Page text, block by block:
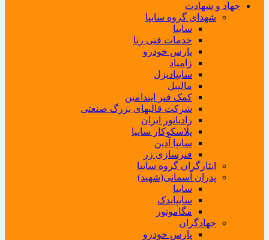
جهاد و شهادت
شهدای گروه سایپا
سایپا
خدمات فنی رنا
پارس خودرو
زامیاد
سایپادیزل
مالیبل
کمک فنر ایندامین
شرکت قالبهای بزرگ صنعتی
رادیاتور ایران
پلاسکوکار سایپا
سایپا آذین
فنرسازی زر
ایثارگران گروه سایپا
پدران آسمانی(شهید)
سایپا
سایپایدک
مگاموتور
جهادگران
پارس خودرو